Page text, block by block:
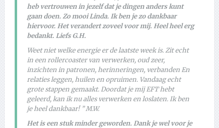
heb vertrouwen in jezelf dat je dingen anders kunt
gaan doen. Zo mooi Linda. Ik ben je zo dankbaar
hiervoor. Het verandert zoveel voor mij. Heel heel erg
bedankt. Liefs G.H.
Weet niet welke energie er de laatste week is. Zit echt
in een rollercoaster van verwerken, oud zeer,
inzichten in patronen, herinneringen, verbanden En
relaties leggen, huilen en opruimen. Vandaag echt
grote stappen gemaakt. Doordat je mij EFT hebt
geleerd, kan ik nu alles verwerken en loslaten. Ik ben
je heel dankbaar! ” M.W.
Het is een stuk minder geworden. Dank je wel voor je